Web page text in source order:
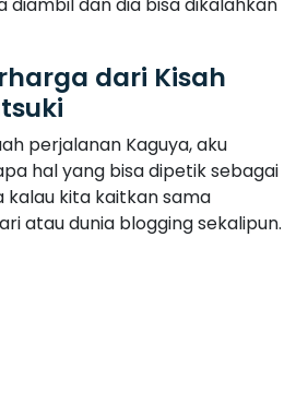
dari Kisah
perjalanan Kaguya, aku
hal yang bisa dipetik sebagai
kita kaitkan sama
atau dunia blogging sekalipun.